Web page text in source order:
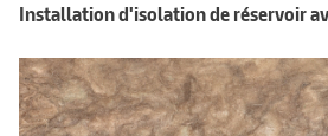
Installation d'isolation de réservoir